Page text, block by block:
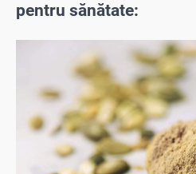
pentru sănătate: